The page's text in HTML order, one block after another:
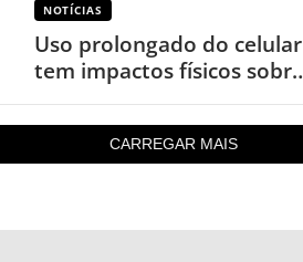
NOTÍCIAS
Uso prolongado do celular
tem impactos físicos sobre
o corpo
CARREGAR MAIS